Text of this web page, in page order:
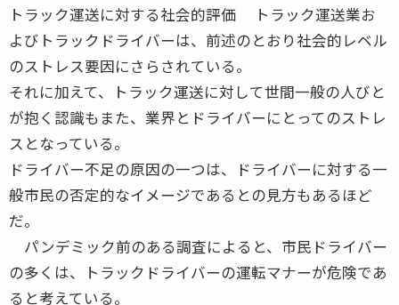
トラック運送に対する社会的評価 トラック運送業お
よびトラックドライバーは、前述のとおり社会的レベル
のストレス要因にさらされている。
それに加えて、トラック運送に対して世間一般の人びと
が抱く認識もまた、業界とドライバーにとってのストレ
スとなっている。
ドライバー不足の原因の一つは、ドライバーに対する一
般市民の否定的なイメージであるとの見方もあるほど
だ。
パンデミック前のある調査によると、市民ドライバー
の多くは、トラックドライバーの運転マナーが危険であ
ると考えている。